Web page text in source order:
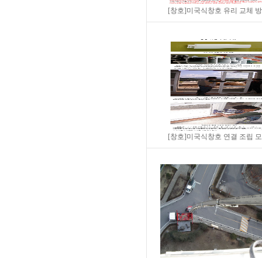
[창호]미국식창호 유리 교체
[창호]미국식창호 연결 조립